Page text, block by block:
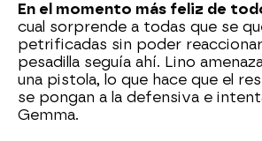
En el momento más feliz de
cual sorprende a todas que se
petrificadas sin poder
pesadilla seguía ahí. Lino
una pistola, lo que hace que el
se pongan a la defensiva e
Gemma.